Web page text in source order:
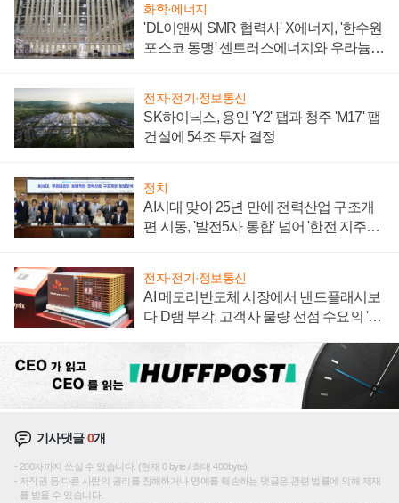
화학·에너지
'DL이앤씨 SMR 협력사' X에너지, '한수원
포스코 동맹' 센트러스에너지와 우라늄
전자·전기·정보통신
SK하이닉스, 용인 'Y2' 팹과 청주 'M17' 팹
건설에 54조 투자 결정
정치
AI시대 맞아 25년 만에 전력산업 구조개
편 시동, '발전5사 통합' 넘어 '한전 지주사'
전자·전기·정보통신
AI 메모리반도체 시장에서 낸드플래시보
다 D램 부각, 고객사 물량 선점 수요의 '우
기사댓글0개
200자까지 쓰실 수 있습니다. (현재 0 byte / 최대 400byte)
저작권 등 다른 사람의 권리를 침해하거나 명예를 훼손하는 댓글은 관련 법률에 의해 제재
를 받을 수 있습니다.